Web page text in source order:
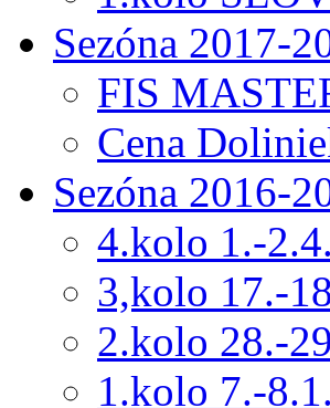
Sezóna 2017-
FIS
Cena
Sezóna 2016-
4.kolo 1.-
3,kolo 17.-
2.kolo 28.-
1.kolo 7.-